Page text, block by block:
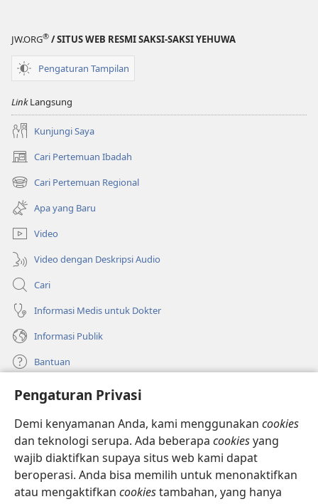
Pengaturan Privasi
Demi kenyamanan Anda, kami menggunakan cookies
dan teknologi serupa. Ada beberapa cookiesyang
wajib diaktifkan supaya situs web kami dapat
beroperasi. Anda bisa memilih untuk menonaktifkan
atau mengaktifkan cookiestambahan, yang hanya
JW.ORG® / SITUS WEB RESMI SAKSI-SAKSI YEHUWA
Pengaturan Tampilan
LinkLangsung
Kunjungi Saya
Cari Pertemuan Ibadah
(terbuka
di
window
baru)
Cari Pertemuan Regional
(terbuka
di
window
baru)
Apa yang Baru
Video
Video dengan Deskripsi Audio
Cari
Informasi Medis untuk Dokter
Informasi Publik
Bantuan
Sumbangan
(terbuka
di
window
baru)
PERPUSTAKAAN ONLINE Menara Pengawal
(terbuka
di
window
®
(terbuka
di
JW Library ®